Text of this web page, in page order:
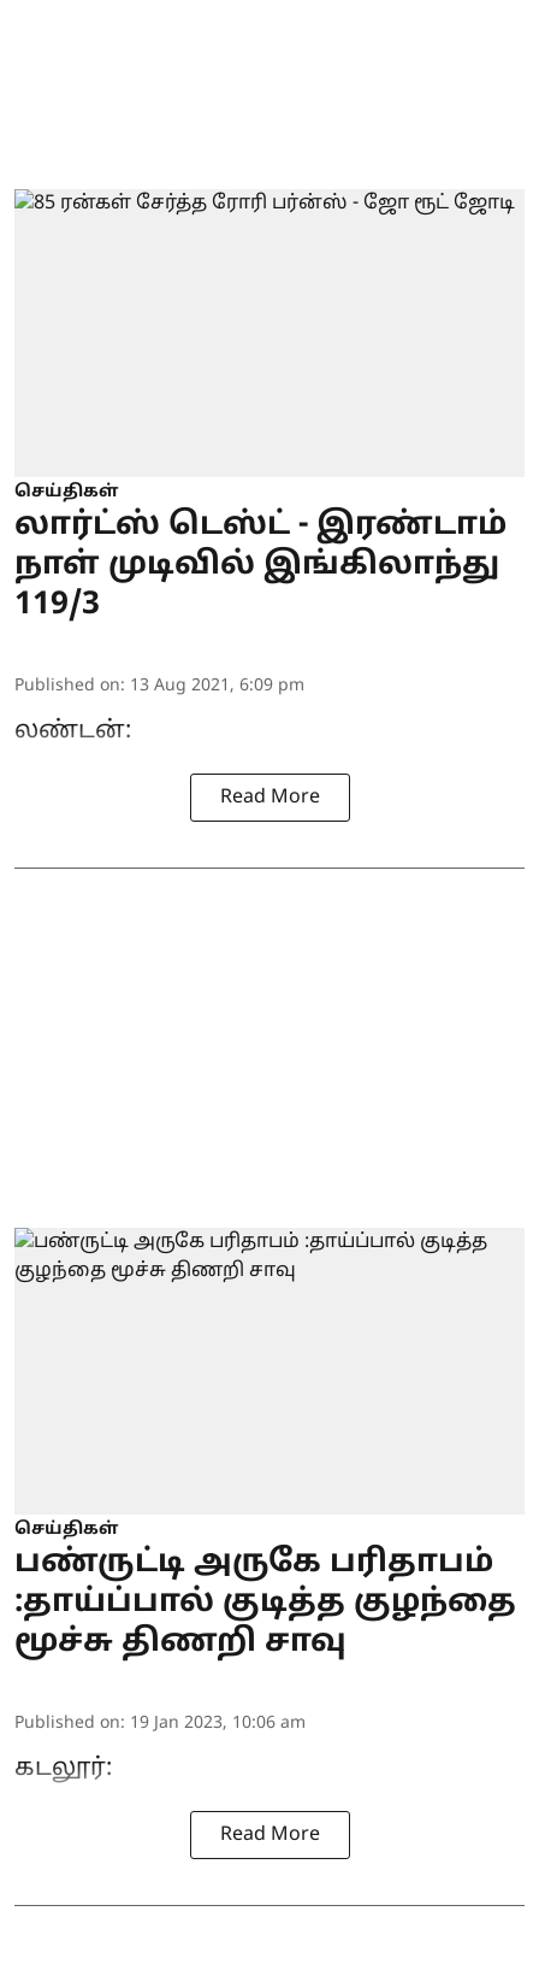
செய்திகள்
லார்ட்ஸ் டெஸ்ட் - இரண்டாம்
நாள் முடிவில் இங்கிலாந்து
119/3
Published on: 13 Aug 2021, 6:09 pm
லண்டன்:
Read More
செய்திகள்
பண்ருட்டி அருகே பரிதாபம்
:தாய்ப்பால் குடித்த குழந்தை
மூச்சு திணறி சாவு
Published on: 19 Jan 2023, 10:06 am
கடலூர்:
Read More